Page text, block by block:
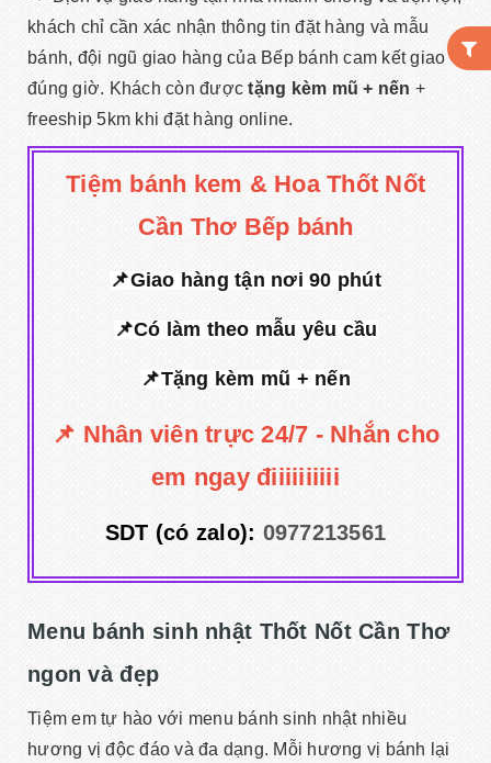
khách chỉ cần xác nhận thông tin đặt hàng và mẫu
bánh, đội ngũ giao hàng của Bếp bánh cam kết giao
đúng giờ. Khách còn đượctặng kèm mũ + nến +
freeship 5km khi đặt hàng online.
Tiệm bánh kem & Hoa Thốt Nốt
Cần Thơ Bếp bánh
📌Giao hàng tận nơi 90 phút
📌Có làm theo mẫu yêu cầu
📌Tặng kèm mũ + nến
📌 Nhân viên trực 24/7 - Nhắn cho
em ngay điiiiiiiiii
SDT (có zalo): 0977213561
Menu bánh sinh nhật Thốt Nốt Cần Thơ
ngon và đẹp
Tiệm em tự hào với menu bánh sinh nhật nhiều
hương vị độc đáo và đa dạng. Mỗi hương vị bánh lại